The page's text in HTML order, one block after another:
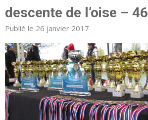
descente de l’oise – 46
Publié le 26 janvier 2017